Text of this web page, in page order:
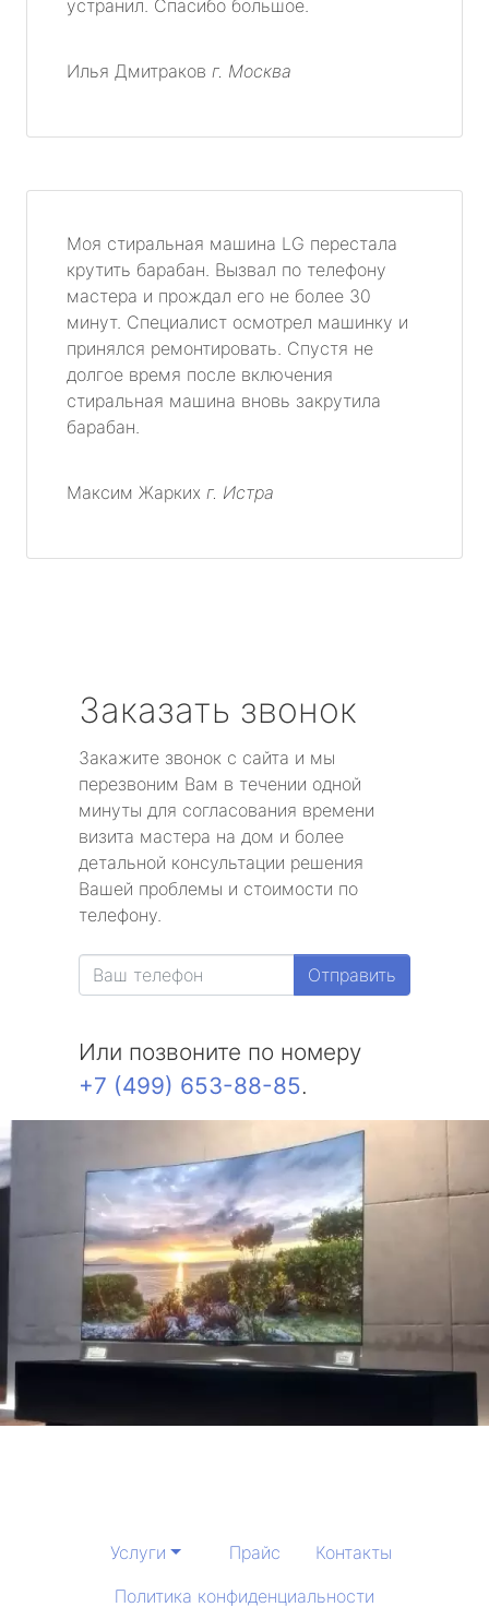
устранил. Спасибо большое.
Илья Дмитраков г. Москва
Моя стиральная машина LG перестала
крутить барабан. Вызвал по телефону
мастера и прождал его не более 30
минут. Специалист осмотрел машинку и
принялся ремонтировать. Спустя не
долгое время после включения
стиральная машина вновь закрутила
барабан.
Максим Жарких г. Истра
Заказать звонок
Закажите звонок с сайта и мы
перезвоним Вам в течении одной
минуты для согласования времени
визита мастера на дом и более
детальной консультации решения
Вашей проблемы и стоимости по
телефону.
Отправить
Или позвоните по номеру
+7 (499) 653-88-85.
Услуги Прайс
Контакты
Политика конфиденциальности